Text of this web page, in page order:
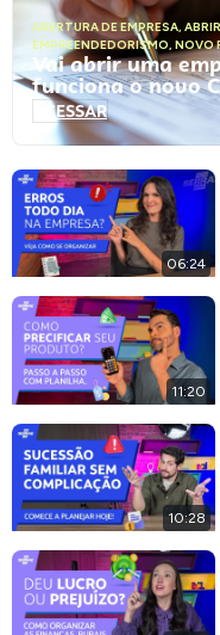
ABERTURA DE EMPRESA,
EMPREENDEDORISMO, NOVO
Vai abrir uma
funciona o novo
ACESSAR
06:24
11:20
10:28